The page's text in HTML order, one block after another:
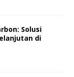
Solusi
di